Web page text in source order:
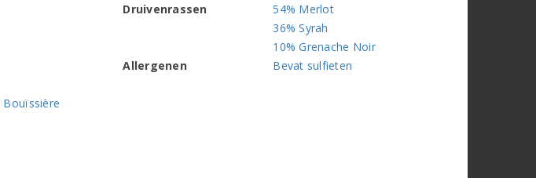
Druivenrassen
54% Merlot
36% Syrah
10% Grenache Noir
Allergenen
Bevat sulfieten